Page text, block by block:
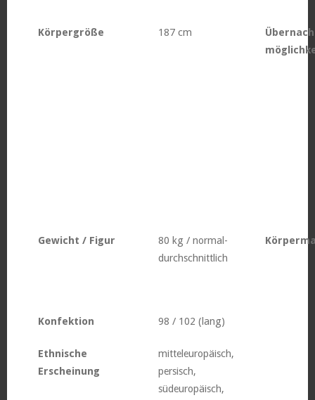
Körpergröße 187 cm
Gewicht / Figur
80 kg / normal-
durchschnittlich
Konfektion 98 / 102 (lang)
Ethnische
Erscheinung
mitteleuropäisch,
persisch,
südeuropäisch,